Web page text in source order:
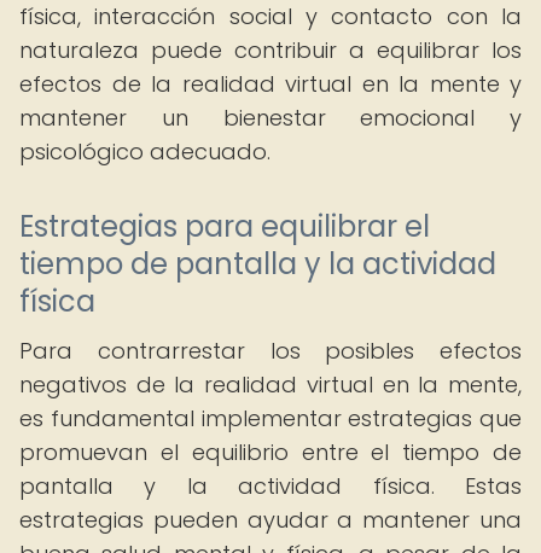
física, interacción social y contacto con la
naturaleza puede contribuir a equilibrar los
efectos de la realidad virtual en la mente y
mantener un bienestar emocional y
psicológico adecuado.
Estrategias para equilibrar el
tiempo de pantalla y la actividad
física
Para contrarrestar los posibles efectos
negativos de la realidad virtual en la mente,
es fundamental implementar estrategias que
promuevan el equilibrio entre el tiempo de
pantalla y la actividad física. Estas
estrategias pueden ayudar a mantener una